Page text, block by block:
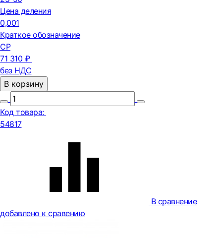
Цена деления
0,001
Краткое обозначение
СР
71 310 ₽
без НДС
В корзину
Код товара:
54817
В сравнение
добавлено к сравению